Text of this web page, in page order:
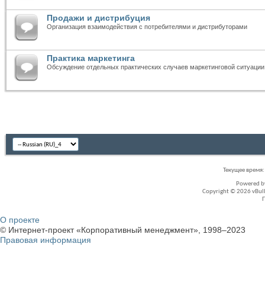
Продажи и дистрибуция
Организация взаимодействия с потребителями и дистрибуторами
Практика маркетинга
Обсуждение отдельных практических случаев маркетинговой ситуации
Текущее время:
Powered
Copyright © 2026
О проекте
© Интернет-проект «Корпоративный менеджмент», 1998–2023
Правовая информация